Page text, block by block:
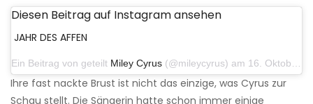
Diesen Beitrag auf Instagram ansehen
JAHR DES AFFEN
Ein Beitrag von geteilt Miley Cyrus (@mileycyrus) am 16. Oktober 2019 um 19:04 Uhr PDT
Ihre fast nackte Brust ist nicht das einzige, was Cyrus zur
Schau stellt. Die Sängerin hatte schon immer einige